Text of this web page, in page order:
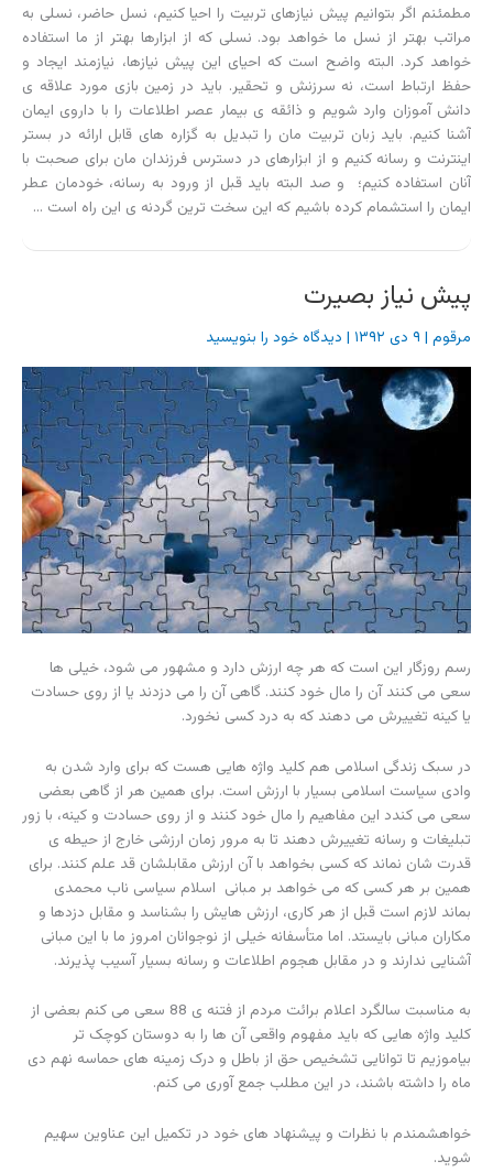
مطمئنم اگر بتوانیم پیش نیازهای تربیت را احیا کنیم، نسل حاضر، نسلی به
مراتب بهتر از نسل ما خواهد بود. نسلی که از ابزارها بهتر از ما استفاده
خواهد کرد. البته واضح است که احیای این پیش نیازها، نیازمند ایجاد و
حفظ ارتباط است، نه سرزنش و تحقیر. باید در زمین بازی مورد علاقه ی
دانش آموزان وارد شویم و ذائقه ی بیمار عصر اطلاعات را با داروی ایمان
آشنا کنیم. باید زبان تربیت مان را تبدیل به گزاره های قابل ارائه در بستر
اینترنت و رسانه کنیم و از ابزارهای در دسترس فرزندان مان برای صحبت با
آنان استفاده کنیم؛ و صد البته باید قبل از ورود به رسانه، خودمان عطر
ایمان را استشمام کرده باشیم که این سخت ترین گردنه ی این راه است …
پیش نیاز بصیرت
مرقوم | ۹ دی ۱۳۹۲ | دیدگاه‌ خود را بنویسید
رسم روزگار این است که هر چه ارزش دارد و مشهور می شود، خیلی ها
سعی می کنند آن را مال خود کنند. گاهی آن را می دزدند یا از روی حسادت
یا کینه تغییرش می دهند که به درد کسی نخورد.
در سبک زندگی اسلامی هم کلید واژه هایی هست که برای وارد شدن به
وادی سیاست اسلامی بسیار با ارزش است. برای همین هر از گاهی بعضی
سعی می کندد این مفاهیم را مال خود کنند و از روی حسادت و کینه، با زور
تبلیغات و رسانه تغییرش دهند تا به مرور زمان ارزشی خارج از حیطه ی
قدرت شان نماند که کسی بخواهد با آن ارزش مقابلشان قد علم کنند. برای
همین بر هر کسی که می خواهد بر مبانی اسلام سیاسی ناب محمدی
بماند لازم است قبل از هر کاری، ارزش هایش را بشناسد و مقابل دزدها و
مکاران مبانی بایستد. اما متأسفانه خیلی از نوجوانان امروز ما با این مبانی
آشنایی ندارند و در مقابل هجوم اطلاعات و رسانه بسیار آسیب پذیرند.
به مناسبت سالگرد اعلام برائت مردم از فتنه ی 88 سعی می کنم بعضی از
کلید واژه هایی که باید مفهوم واقعی آن ها را به دوستان کوچک تر
بیاموزیم تا توانایی تشخیص حق از باطل و درک زمینه های حماسه نهم دی
ماه را داشته باشند، در این مطلب جمع آوری می کنم.
خواهشمندم با نظرات و پیشنهاد های خود در تکمیل این عناوین سهیم
شوید.